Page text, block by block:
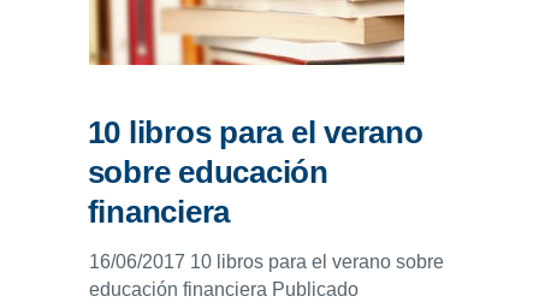
10 libros para el verano
sobre educación
financiera
16/06/2017 10 libros para el verano sobre
educación financiera Publicado